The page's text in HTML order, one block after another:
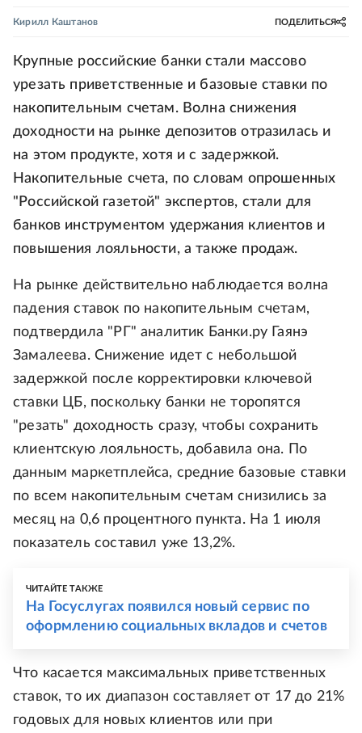
Кирилл Каштанов ПОДЕЛИТЬСЯ
Крупные российские банки стали массово
урезать приветственные и базовые ставки по
накопительным счетам. Волна снижения
доходности на рынке депозитов отразилась и
на этом продукте, хотя и с задержкой.
Накопительные счета, по словам опрошенных
"Российской газетой" экспертов, стали для
банков инструментом удержания клиентов и
повышения лояльности, а также продаж.
На рынке действительно наблюдается волна
падения ставок по накопительным счетам,
подтвердила "РГ" аналитик Банки.ру Гаянэ
Замалеева. Снижение идет с небольшой
задержкой после корректировки ключевой
ставки ЦБ, поскольку банки не торопятся
"резать" доходность сразу, чтобы сохранить
клиентскую лояльность, добавила она. По
данным маркетплейса, средние базовые ставки
по всем накопительным счетам снизились за
месяц на 0,6 процентного пункта. На 1 июля
показатель составил уже 13,2%.
ЧИТАЙТЕ ТАКЖЕ
На Госуслугах появился новый сервис по
оформлению социальных вкладов и счетов
Что касается максимальных приветственных
ставок, то их диапазон составляет от 17 до 21%
годовых для новых клиентов или при